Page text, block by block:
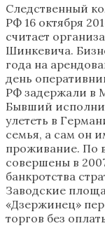
Следственный
РФ 16 октября
считает
Шинкевича.
года на
день
РФ задержали в
Бывший
улететь в
семья, а сам он
проживание. По
совершены в
банкротства
Заводские
«Дзержинец»
торгов без